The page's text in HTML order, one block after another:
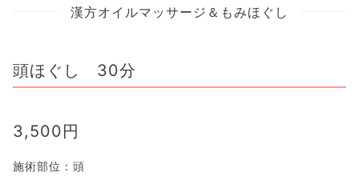
漢方オイルマッサージ＆もみほぐし
頭ほぐし 30分
3,500円
施術部位：頭